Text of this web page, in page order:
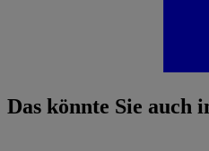
Das könnte Sie auch